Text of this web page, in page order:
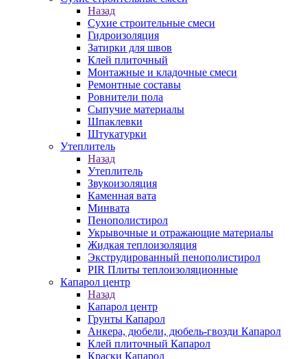
Назад
Сухие строительные смеси
Гидроизоляция
Затирки для швов
Клей плиточный
Монтажные и кладочные смеси
Ремонтные составы
Ровнители пола
Сыпучие материалы
Шпаклевки
Штукатурки
Утеплитель
Назад
Утеплитель
Звукоизоляция
Каменная вата
Минвата
Пенополистирол
Укрывочные и отражающие материалы
Жидкая теплоизоляция
Экструдированный пенополистирол
PIR Плиты теплоизоляционные
Капарол центр
Назад
Капарол центр
Грунты Капарол
Анкера, дюбели, дюбель-гвозди Капарол
Клей плиточный Капарол
Краски Капарол